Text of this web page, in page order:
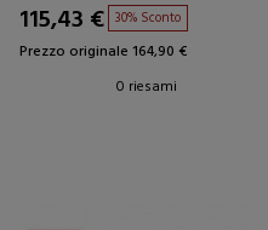
115,43 € 30% Sconto
Prezzo originale 164,90 €
0 riesami